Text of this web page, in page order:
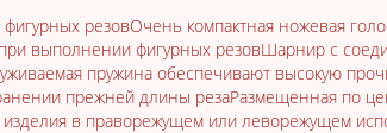
резовОчень компактная ножевая
выполнении фигурных резовШарнир с
пружина обеспечивают высокую
прежней длины резаРазмещенная по
изделия в праворежущем или леворежущем